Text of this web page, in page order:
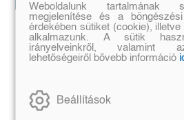
Szerző további
Weboldalunk tartalmának
megjelenítése és a
érdekében sütiket (cookie),
alkalmazunk. A sütik
irányelveinkről, valamint
lehetőségeiről bővebb információ
Beállítások